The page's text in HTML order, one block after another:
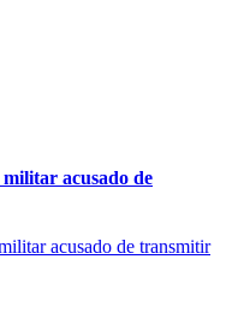
acusado de